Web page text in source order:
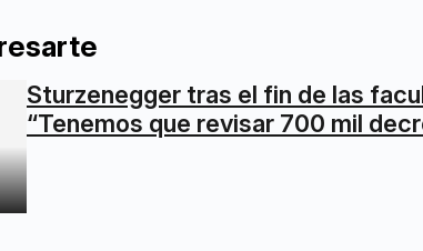
Sturzenegger tras el fin de las
“Tenemos que revisar 700 mil